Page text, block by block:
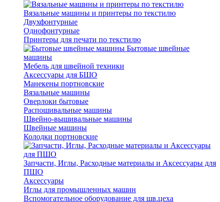
Вязальные машины и принтеры по текстилю
Двухфонтурные
Однофонтурные
Принтеры для печати по текстилю
Бытовые швейные
машины
Мебель для швейной техники
Аксессуары для БШО
Манекены портновские
Вязальные машины
Оверлоки бытовые
Распошивальные машины
Швейно-вышивальные машины
Швейные машины
Колодки портновские
Запчасти, Иглы, Расходные материалы и Аксессуары для
ПШО
Аксессуары
Иглы для промышленных машин
Вспомогательное оборудование для шв.цеха